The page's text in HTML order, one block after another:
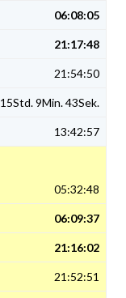
06:08:05
21:17:48
21:54:50
15Std. 9Min. 43Sek.
13:42:57
05:32:48
06:09:37
21:16:02
21:52:51